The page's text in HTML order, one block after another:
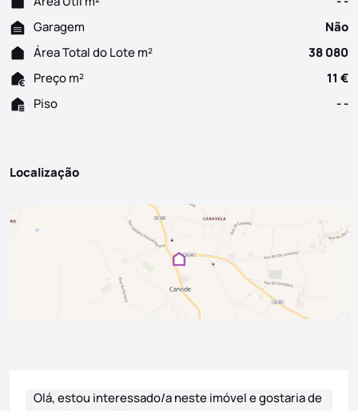
Garagem
Não
Área Total do Lote m²
38 080
Preço m²
11 €
Piso
- -
Localização